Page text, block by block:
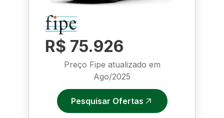
R$ 75.926
Preço Fipe atualizado em
Ago/2025
Pesquisar Ofertas